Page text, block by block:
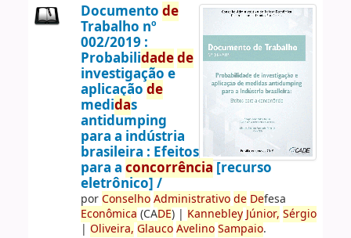
Documento de
Trabalho nº
002/2019 :
Probabilidadede
investigação e
aplicação de
medidas
antidumping
para a indústria
brasileira : Efeitos
para a concorrência [recurso
eletrônico] /
porConselho Administrativo de Defesa
Econômica (CADE)| Kannebley Júnior, Sérgio
| Oliveira, Glauco Avelino Sampaio.